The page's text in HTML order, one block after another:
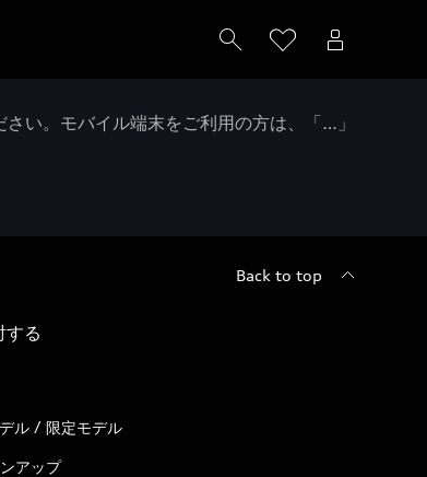
い。モバイル端末をご利用の方は、「…」
Back to top
する
ル / 限定モデル
アップ